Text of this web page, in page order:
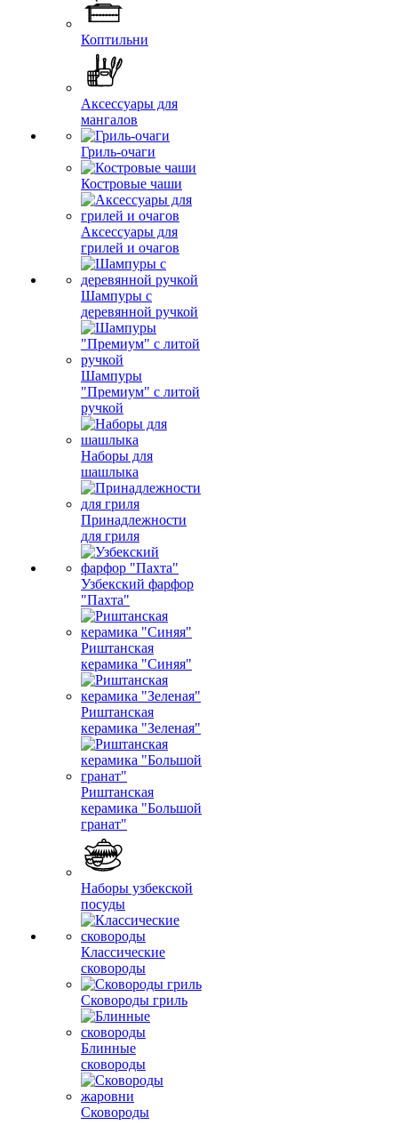
Коптильни
Аксессуары для
мангалов
Гриль-очаги
Костровые чаши
Аксессуары для
грилей и очагов
Шампуры с
деревянной ручкой
Шампуры
"Премиум" с литой
ручкой
Наборы для
шашлыка
Принадлежности
для гриля
Узбекский фарфор
"Пахта"
Риштанская
керамика "Синяя"
Риштанская
керамика "Зеленая"
Риштанская
керамика "Большой
гранат"
Наборы узбекской
посуды
Классические
сковороды
Сковороды гриль
Блинные
сковороды
Сковороды